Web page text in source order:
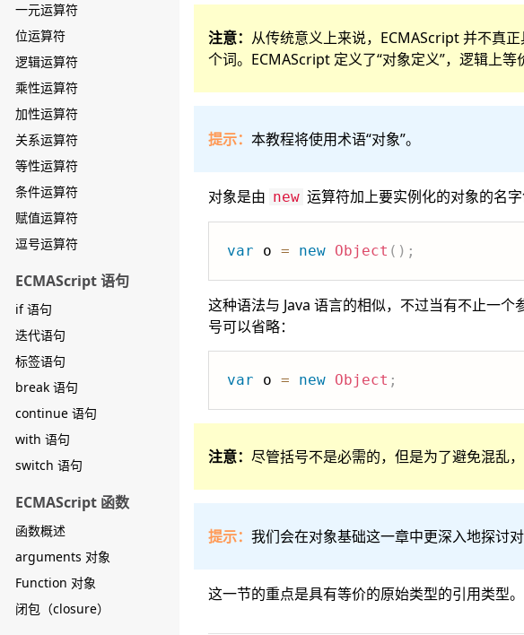
一元运算符
位运算符
逻辑运算符
乘性运算符
加性运算符
关系运算符
等性运算符
条件运算符
赋值运算符
逗号运算符
ECMAScript 语句
if 语句
迭代语句
标签语句
break 语句
continue 语句
with 语句
switch 语句
ECMAScript 函数
函数概述
arguments 对象
Function 对象
闭包（closure）
注意： 从传统意义上来说，ECMAScript 并不真
个词。ECMAScript 定义了“对象定义”，逻辑上等
提示： 本教程将使用术语“对象”。
对象是由 new 运算符加上要实例化的对象的名
var o = new Object ( ) ;
这种语法与 Java 语言的相似，不过当有不止一
号可以省略：
var o = new Object ;
注意： 尽管括号不是必需的，但是为了避免混乱，
提示： 我们会在对象基础这一章中更深入地探讨对
这一节的重点是具有等价的原始类型的引用类型。